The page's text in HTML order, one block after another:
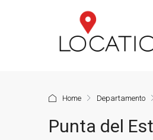
Home Departamento
Punta del